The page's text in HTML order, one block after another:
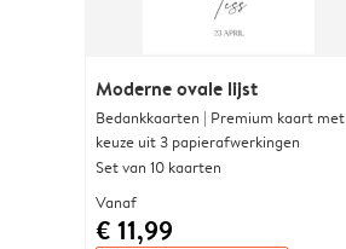
Moderne ovale lijst
Bedankkaarten | Premium kaart met
keuze uit 3 papierafwerkingen
Set van 10 kaarten
Vanaf
€ 11,99